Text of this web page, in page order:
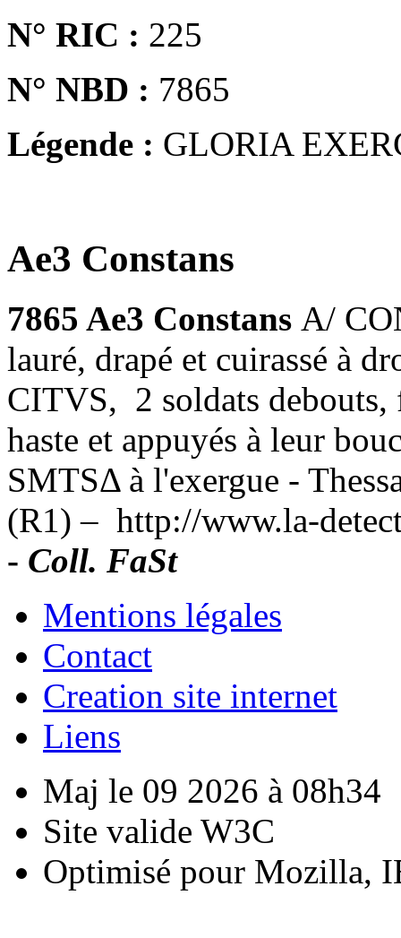
N° RIC : 225
N° NBD : 7865
Légende : GLORIA
Ae3 Constans
7865 Ae3 Constans A/
lauré, drapé et cuirassé à
CITVS, 2 soldats debouts,
haste et appuyés à leur
SMTSΔ à l'exergue -
(R1) – http://www.la-
- Coll. FaSt
Mentions légales
Contact
Creation site internet
Liens
Maj le 09 2026 à 08h34
Site valide W3C
Optimisé pour Mozilla,